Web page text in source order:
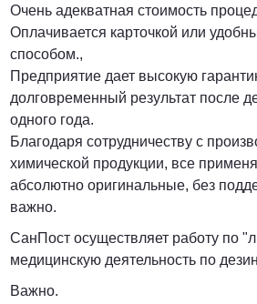
Очень адекватная стоимость
Оплачивается карточкой или
способом.,
Предприятие дает высокую
долговременный результат после
одного года.
Благодаря сотрудничеству с
химической продукции, все
абсолютно оригинальные, без
важно.
СанПост осуществляет работу по
медицинскую деятельность по
Важно.